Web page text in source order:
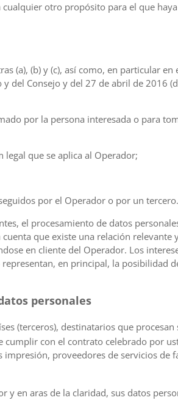
otro propósito para el que
(a), (b) y (c), así como, en particular
del Consejo y del 27 de abril de 2016
por la persona interesada o para
que se aplica al Operador;
por el Operador o por un
el procesamiento de datos
que existe una relación relevante
en cliente del Operador. Los
en principal, la posibilidad
personales
(terceros), destinatarios que procesan
con el contrato celebrado por
proveedores de servicios de
en aras de la claridad, sus datos